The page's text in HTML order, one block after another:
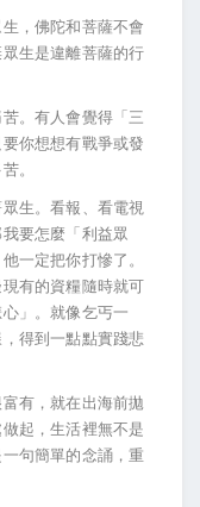
，佛陀和菩薩不會
生是違離菩薩的行
。有人會覺得「三
你想想有戰爭或發
。
生。看報、看電視
要怎麼「利益眾
一定把你打慘了。
有的資糧隨時就可
」。就像乞丐一
得到一點點實踐悲
有，就在出海前拋
起，生活裡無不是
句簡單的念誦，重